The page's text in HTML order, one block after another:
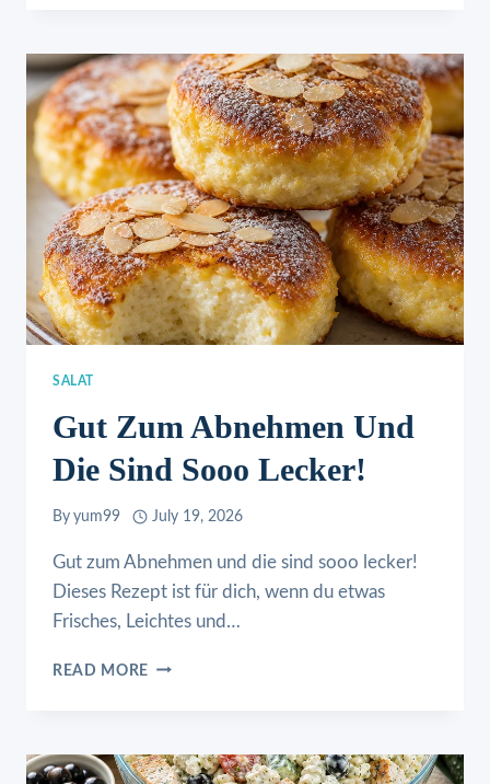
SALAT
Gut Zum Abnehmen Und
Die Sind Sooo Lecker!
By yum99 July 19, 2026
Gut zum Abnehmen und die sind sooo lecker!
Dieses Rezept ist für dich, wenn du etwas
Frisches, Leichtes und…
READ MORE GUT
DIE
SIND